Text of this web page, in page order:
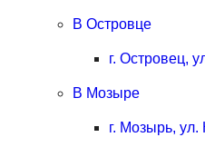
В Островце
г. Островец,
В Мозыре
г. Мозырь, ул.